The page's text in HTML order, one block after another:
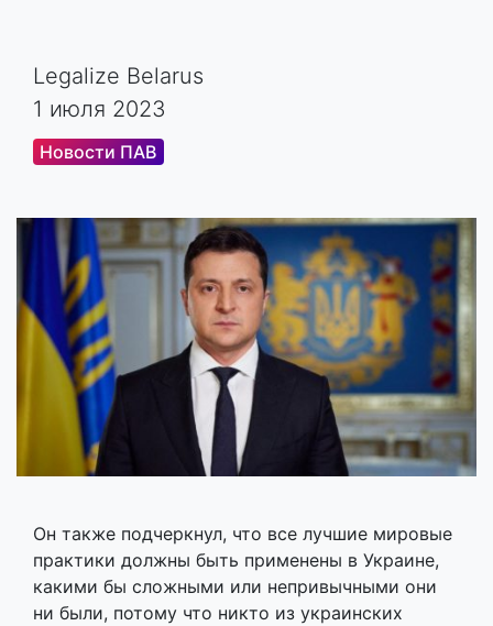
Legalize Belarus
1 июля 2023
Новости ПАВ
Он также подчеркнул, что все лучшие мировые
практики должны быть применены в Украине,
какими бы сложными или непривычными они
ни были, потому что никто из украинских